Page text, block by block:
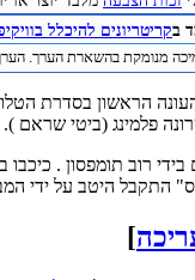
בקריטריונים להיכלל
מנומקת בהשארת הערך.
הראשון בסדרת
פלמינג (ביטי
בידי רוב תומפסון .
]